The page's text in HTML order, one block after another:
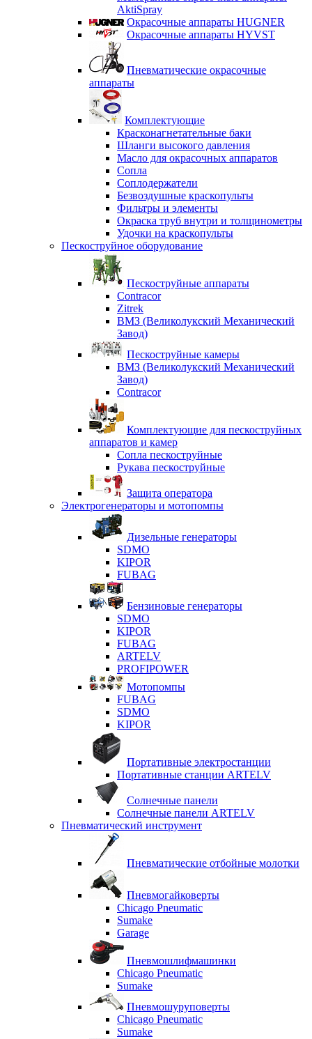
AktiSpray
Окрасочные аппараты HUGNER
Окрасочные аппараты HYVST
Пневматические окрасочные
аппараты
Комплектующие
Красконагнетательные баки
Шланги высокого давления
Масло для окрасочных аппаратов
Сопла
Соплодержатели
Безвоздушные краскопульты
Фильтры и элементы
Окраска труб внутри и толщинометры
Удочки на краскопульты
Пескоструйное оборудование
Пескоструйные аппараты
Contracor
Zitrek
ВМЗ (Великолукский Механический
Завод)
Пескоструйные камеры
ВМЗ (Великолукский Механический
Завод)
Contracor
Комплектующие для пескоструйных
аппаратов и камер
Сопла пескоструйные
Рукава пескоструйные
Защита оператора
Электрогенераторы и мотопомпы
Дизельные генераторы
SDMO
KIPOR
FUBAG
Бензиновые генераторы
SDMO
KIPOR
FUBAG
ARTELV
PROFIPOWER
Мотопомпы
FUBAG
SDMO
KIPOR
Портативные электростанции
Портативные станции ARTELV
Солнечные панели
Солнечные панели ARTELV
Пневматический инструмент
Пневматические отбойные молотки
Пневмогайковерты
Chicago Pneumatic
Sumake
Garage
Пневмошлифмашинки
Chicago Pneumatic
Sumake
Пневмошуруповерты
Chicago Pneumatic
Sumake